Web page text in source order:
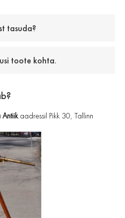
tasuda?
toote kohta.
aadressil Pikk 30, Tallinn